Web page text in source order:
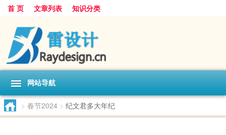
首 页 文章列表 知识分类
网站导航
> 春节2024 > 纪文君多大年纪